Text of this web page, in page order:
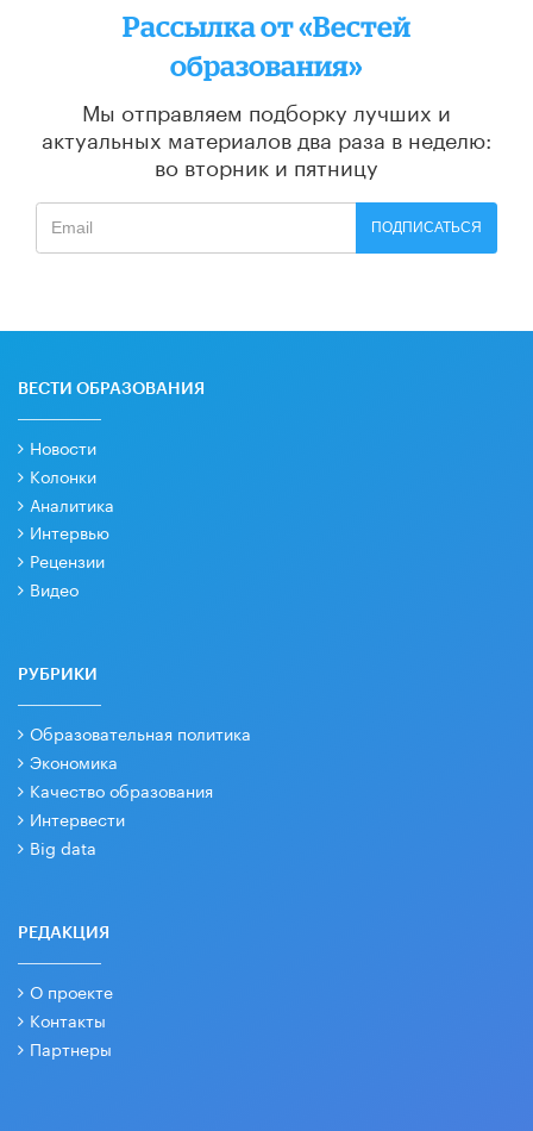
Рассылка от «Вестей
образования»
Мы отправляем подборку лучших и
актуальных материалов два раза в неделю:
во вторник и пятницу
ПОДПИСАТЬСЯ
ВЕСТИ ОБРАЗОВАНИЯ
Новости
Колонки
Аналитика
Интервью
Рецензии
Видео
РУБРИКИ
Образовательная политика
Экономика
Качество образования
Интервести
Big data
РЕДАКЦИЯ
О проекте
Контакты
Партнеры